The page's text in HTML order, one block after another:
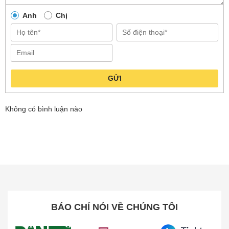
Anh Chị
GỬI
Không có bình luận nào
BÁO CHÍ NÓI VỀ CHÚNG TÔI